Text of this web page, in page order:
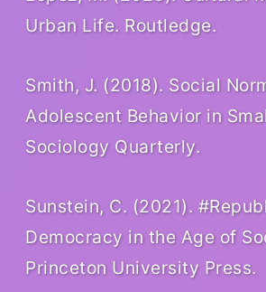
Urban Life. Routledge.
Smith, J. (2018). Social
Adolescent Behavior in
Sociology Quarterly.
Sunstein, C. (2021).
Democracy in the Age of
Princeton University Press.